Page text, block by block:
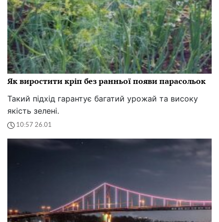
Як виростити кріп без ранньої появи парасольок
Такий підхід гарантує багатий урожай та високу
якість зелені.
10:57 26.01